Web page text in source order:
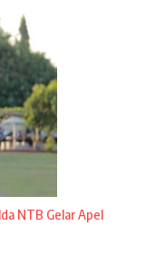
NTB Gelar Apel